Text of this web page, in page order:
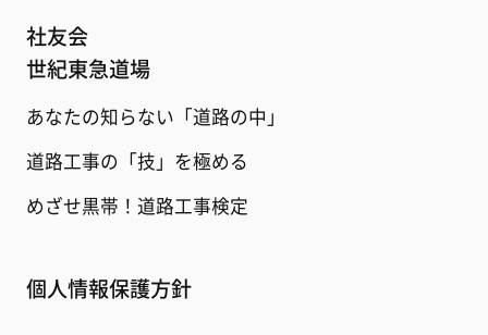
社友会
世紀東急道場
あなたの知らない「道路の中」
道路工事の「技」を極める
めざせ黒帯！道路工事検定
個人情報保護方針